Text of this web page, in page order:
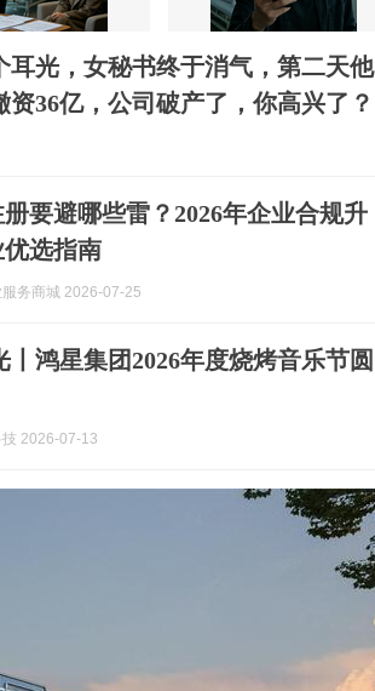
耳光，女秘书终于消气，第二天他
36亿，公司破产了，你高兴了？
要避哪些雷？2026年企业合规升
选指南
务商城 2026-07-25
2026-07-13